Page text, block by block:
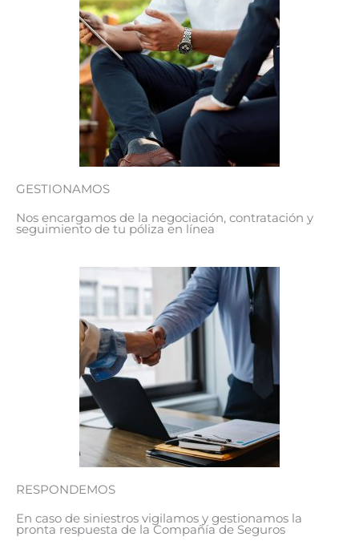
GESTIONAMOS
Nos encargamos de la negociación, contratación y
seguimiento de tu póliza en línea
RESPONDEMOS
En caso de siniestros vigilamos y gestionamos la
pronta respuesta de la Compañía de Seguros